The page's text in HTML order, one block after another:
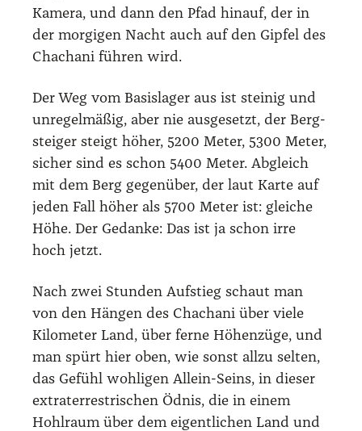
Kame­ra, und dann den Pfad hin­auf, der in
der mor­gi­gen Nacht auch auf den Gip­fel des
Chacha­ni füh­ren wird.
Der Weg vom Basis­la­ger aus ist stei­nig und
unre­gel­mä­ßig, aber nie aus­ge­setzt, der Berg­
stei­ger steigt höher, 5200 Meter, 5300 Meter,
sicher sind es schon 5400 Meter. Abgleich
mit dem Berg gegen­über, der laut Kar­te auf
jeden Fall höher als 5700 Meter ist: glei­che
Höhe. Der Gedan­ke: Das ist ja schon irre
hoch jetzt.
Nach zwei Stun­den Auf­stieg schaut man
von den Hän­gen des Chacha­ni über vie­le
Kilo­me­ter Land, über fer­ne Höhen­zü­ge, und
man spürt hier oben, wie sonst all­zu sel­ten,
das Gefühl woh­li­gen Allein-Seins, in die­ser
extra­ter­res­tri­schen Ödnis, die in einem
Hohl­raum über dem eigent­li­chen Land und